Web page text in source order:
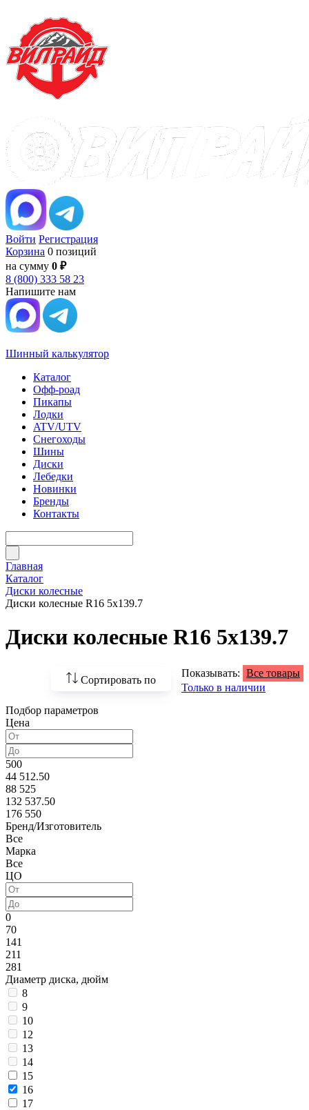
Войти Регистрация
Корзина 0 позиций
на сумму 0 ₽
8 (800) 333 58 23
Напишите нам
Шинный калькулятор
Каталог
Офф-роад
Пикапы
Лодки
ATV/UTV
Снегоходы
Шины
Диски
Лебедки
Новинки
Бренды
Контакты
Главная
Каталог
Диски колесные
Диски колесные R16 5x139.7
Диски колесные R16 5x139.7
Сортировать по
По возрастанию
По популярности
Показывать: Все товары
Только в наличии
Подбор параметров
Цена
500
44 512.50
88 525
132 537.50
176 550
Бренд/Изготовитель
Все
Марка
Все
ЦО
0
70
141
211
281
Диаметр диска, дюйм
8
9
10
12
13
14
15
16
17